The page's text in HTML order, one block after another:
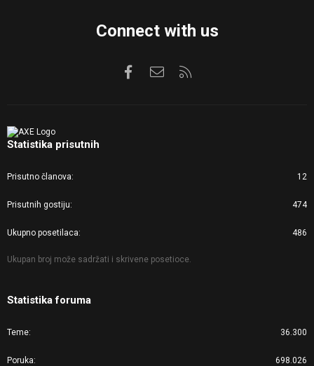
Connect with us
FacebookKontaktirajte nas
Statistika prisutnih
Prisutno članova 12
Prisutnih gostiju 474
Ukupno posetilaca 486
Ukupan broj može sadržati i skrivene posetioce.
Statistika foruma
Teme 36.300
Poruka 698.026